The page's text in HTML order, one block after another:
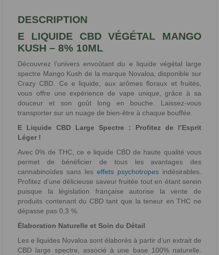
DESCRIPTION
E LIQUIDE CBD VÉGÉTAL MANGO
KUSH – 8% 10ML
Découvrez l’univers envoûtant du e liquide végétal large
spectre Mango Kush de la marque Novaloa, disponible sur
Crazy CBD. Ce e liquide, aux arômes floraux et fruités,
vous offre une expérience de vape unique, grâce à sa
douceur et son goût long en bouche. Laissez-vous
transporter sur un nuage de bien-être à chaque bouffée.
E Liquide CBD Large Spectre : Profitez de l’Esprit
Léger !
Avec 0% de THC, ce e liquide CBD de haute qualité vous
permet de bénéficier de tous les avantages des
cannabinoïdes sans les effets psychotropes indésirables.
Profitez d’une délicieuse saveur fruitée tout en étant serein
puisque la législation française autorise la vente de
produits contenant du CBD tant que la teneur en THC ne
dépasse pas 0,3 %.
Élaboration Naturelle et Soin du Détail
Les e liquides Novaloa sont élaborés à partir d’un extrait de
CBD large spectre, associé à une base 100% naturelle.